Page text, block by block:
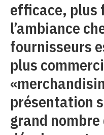
efficace, plus
l’ambiance
fournisseurs
plus
présentation
grand